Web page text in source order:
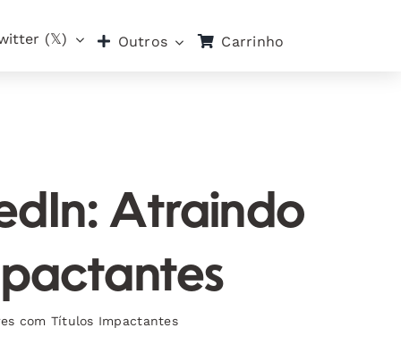
(𝕏) Outros Carrinho
Atraindo
com Títulos Impactantes